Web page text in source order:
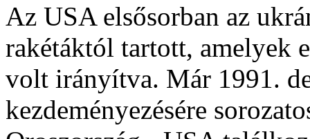
Az USA elsősorban az
rakétáktól tartott, amelyek
volt irányítva. Már 1991.
kezdeményezésére